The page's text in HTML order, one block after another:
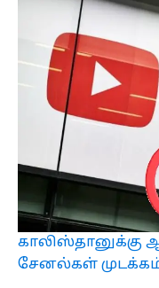
காலிஸ்தானுக்கு
சேனல்கள்